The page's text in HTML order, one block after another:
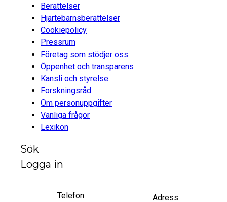
Berättelser
Hjärtebarnsberättelser
Cookiepolicy
Pressrum
Företag som stödjer oss
Öppenhet och transparens
Kansli och styrelse
Forskningsråd
Om personuppgifter
Vanliga frågor
Lexikon
Sök
Logga in
Telefon Adress